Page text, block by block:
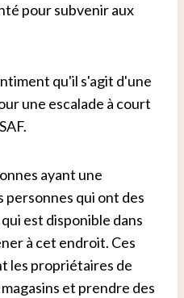
pour subvenir aux
qu'il s'agit d'une
une escalade à court
ayant une
personnes qui ont des
est disponible dans
à cet endroit. Ces
les propriétaires de
et prendre des